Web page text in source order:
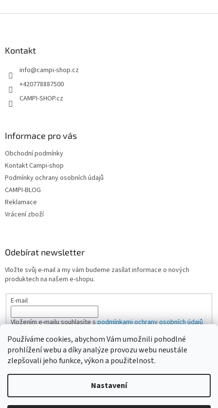
Používáme cookies, abychom Vám umožnili pohodlné
prohlížení webu a díky analýze provozu webu neustále
zlepšovali jeho funkce, výkon a použitelnost.
Nastavení
Kontakt
info@campi-shop.cz
+420778887500
CAMPI-SHOP.cz
Informace pro vás
Obchodní podmínky
Kontakt Campi-shop
Podmínky ochrany osobních údajů
CAMPI-BLOG
Reklamace
Vrácení zboží
Odebírat newsletter
Vložte svůj e-mail a my vám budeme zasílat informace o nových
produktech na našem e-shopu.
E-mail
Vložením e-mailu souhlasíte spodmínkami ochrany osobních údajů
PŘIHLÁSIT SE
Vytvořil Shoptet